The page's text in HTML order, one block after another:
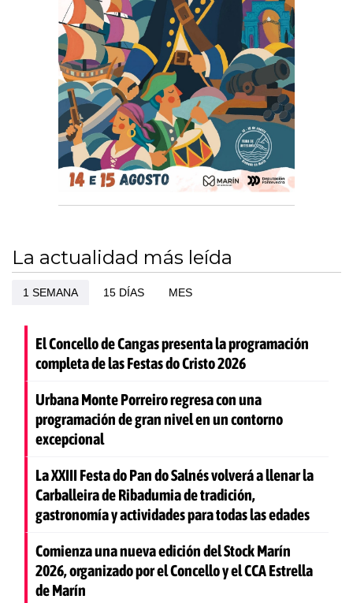
La actualidad más leída
1 SEMANA 15 DÍAS MES
El Concello de Cangas presenta la programación
completa de las Festas do Cristo 2026
Urbana Monte Porreiro regresa con una
programación de gran nivel en un contorno
excepcional
La XXIII Festa do Pan do Salnés volverá a llenar la
Carballeira de Ribadumia de tradición,
gastronomía y actividades para todas las edades
Comienza una nueva edición del Stock Marín
2026, organizado por el Concello y el CCA Estrella
de Marín